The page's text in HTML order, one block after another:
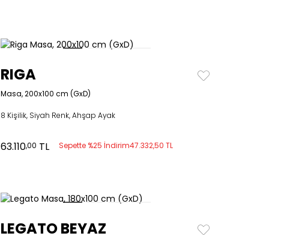
RIGA
Masa, 200x100 cm (GxD)
8 Kişilik, Siyah Renk, Ahşap Ayak
63.110,00 TL Sepette %25 İndirim47.332,50 TL
LEGATO BEYAZ